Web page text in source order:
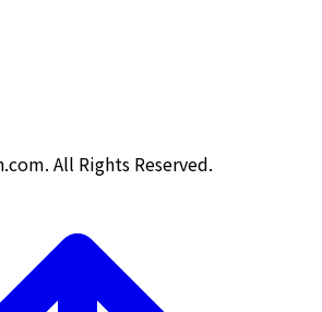
All Rights Reserved.